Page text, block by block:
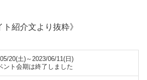
ト紹介文より抜粋》
20(土)～2023/06/11(日)
ント会期は終了しました